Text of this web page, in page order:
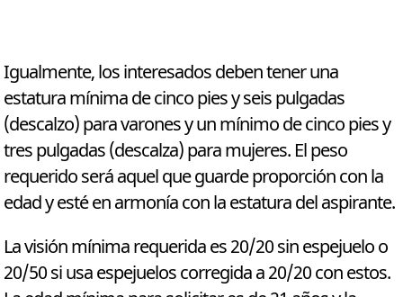
Igualmente, los interesados deben tener una
estatura mínima de cinco pies y seis pulgadas
(descalzo) para varones y un mínimo de cinco pies y
tres pulgadas (descalza) para mujeres. El peso
requerido será aquel que guarde proporción con la
edad y esté en armonía con la estatura del aspirante.
La visión mínima requerida es 20/20 sin espejuelo o
20/50 si usa espejuelos corregida a 20/20 con estos.